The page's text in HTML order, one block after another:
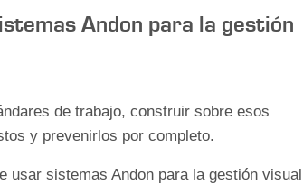
Andon para la gestión
de trabajo, construir sobre esos
y prevenirlos por completo.
usar sistemas Andon para la gestión visual